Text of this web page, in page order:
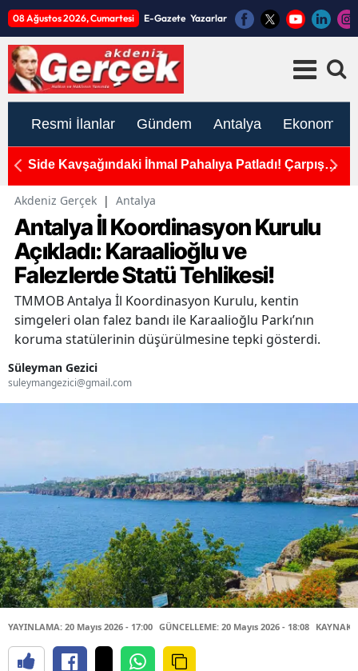
08 Ağustos 2026, Cumartesi E-Gazete Yazarlar
Resmi İlanlar Gündem Antalya Ekonomi
Side Kavşağındaki İhmal Pahalıya Patladı! Çarpışma
Akdeniz Gerçek | Antalya
Antalya İl Koordinasyon Kurulu
Açıkladı: Karaalioğlu ve
Falezlerde Statü Tehlikesi!
TMMOB Antalya İl Koordinasyon Kurulu, kentin
simgeleri olan falez bandı ile Karaalioğlu Parkı’nın
koruma statülerinin düşürülmesine tepki gösterdi.
Süleyman Gezici
suleymangezici@gmail.com
YAYINLAMA: 20 Mayıs 2026 - 17:00 GÜNCELLEME: 20 Mayıs 2026 - 18:08